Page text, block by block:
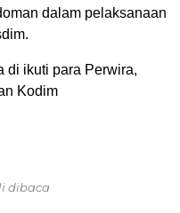
dalam pelaksanaan
di ikuti para Perwira,
Kodim
dibaca